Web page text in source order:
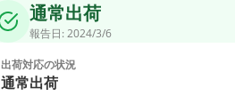
通常出荷
報告日: 2024/3/6
出荷対応の状況
通常出荷